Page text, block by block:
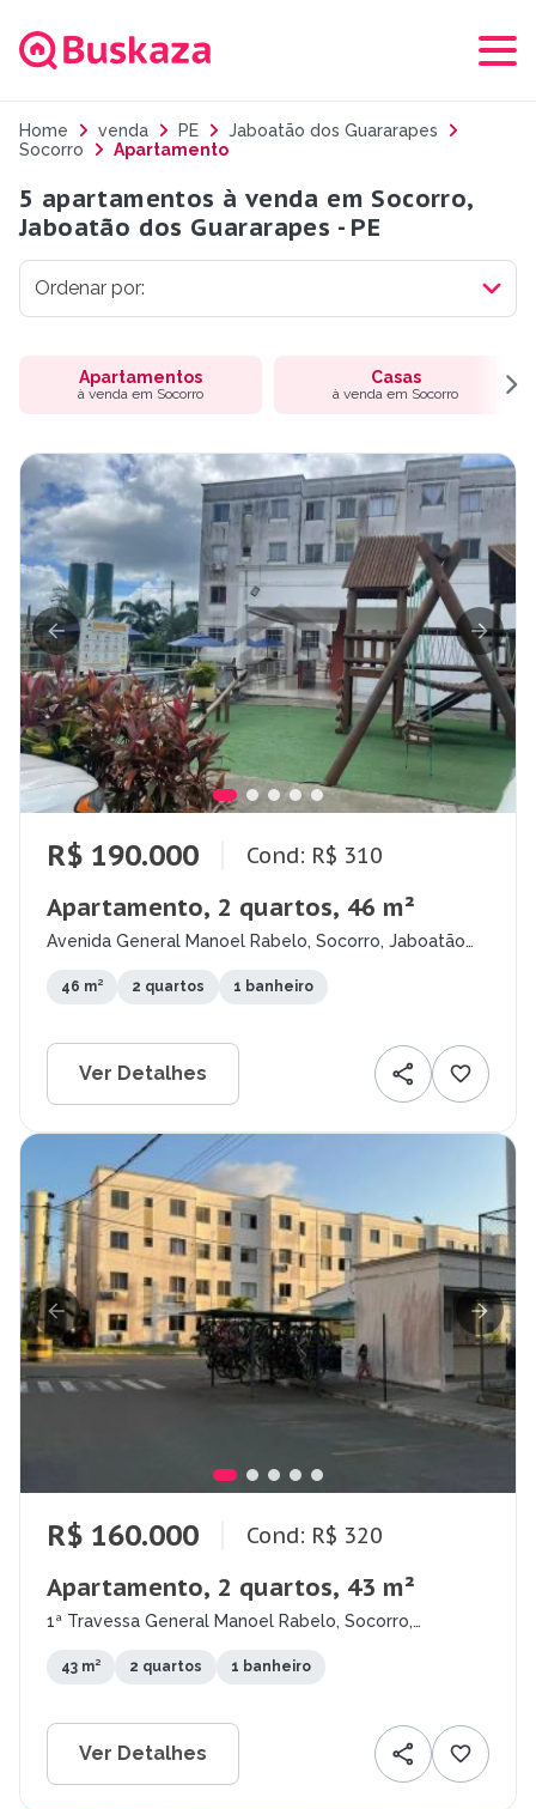
Home venda PE
Jaboatão dos Guararapes
Socorro
Apartamento
5 apartamentos à venda em Socorro,
Jaboatão dos Guararapes - PE
Apartamentos
à venda em Socorro
Casas
à venda em Socorro
R$ 190.000 Cond: R$ 310
Apartamento, 2 quartos, 46 m²
Avenida General Manoel Rabelo, Socorro, Jaboatão
46 m² 2 quartos 1 banheiro
Ver Detalhes
R$ 160.000 Cond: R$ 320
Apartamento, 2 quartos, 43 m²
1ª Travessa General Manoel Rabelo, Socorro,
43 m² 2 quartos 1 banheiro
Ver Detalhes